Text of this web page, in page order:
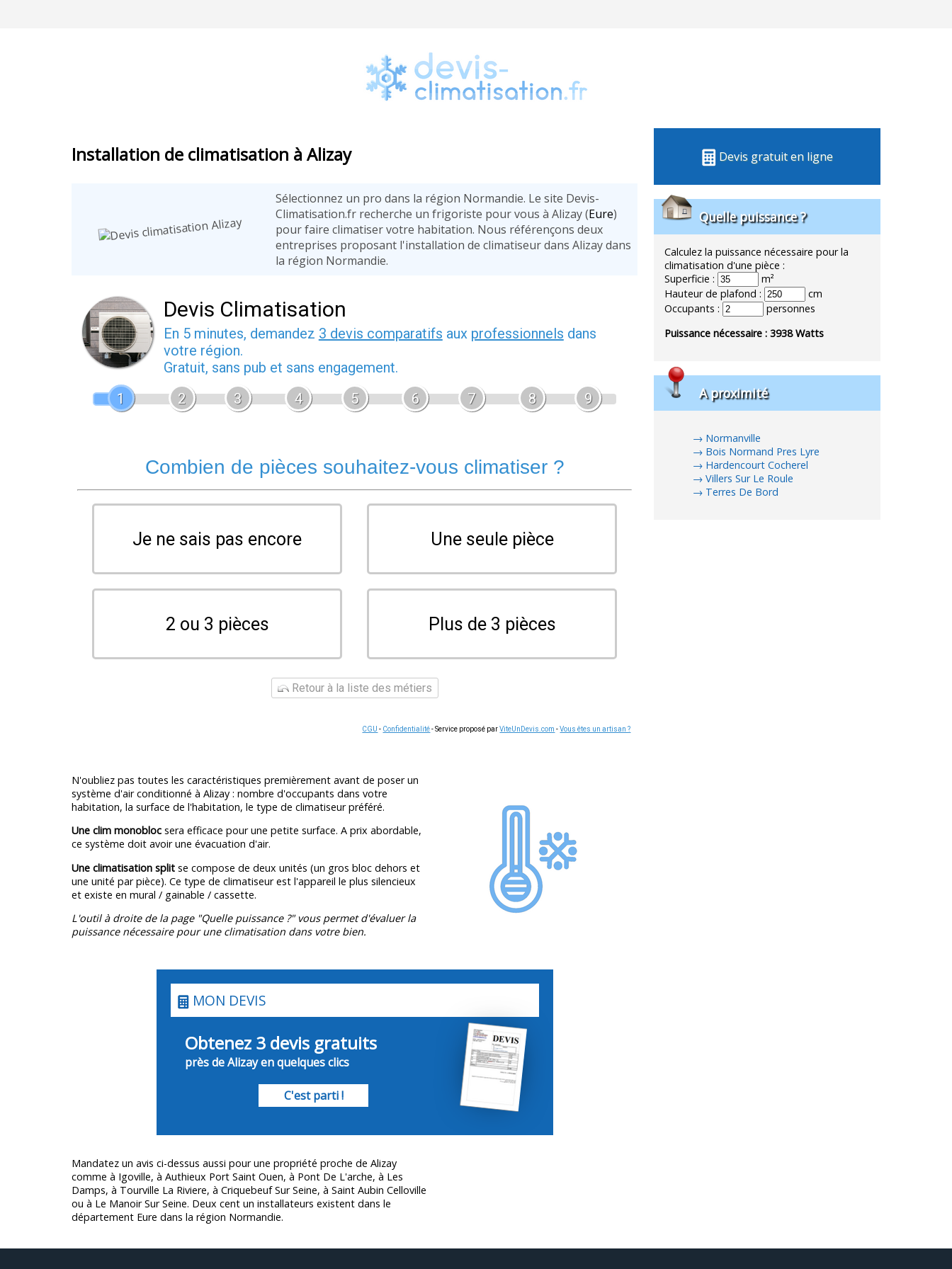
Installation de climatisation à Alizay
Sélectionnez un pro dans la région Normandie. Le site Devis-
Climatisation.fr recherche un frigoriste pour vous à Alizay (Eure)
pour faire climatiser votre habitation. Nous référençons deux
entreprises proposant l'installation de climatiseur dans Alizay dans
la région Normandie.
Devis Climatisation
En 5 minutes, demandez 3 devis comparatifs aux professionnels dans
votre région.
Gratuit, sans pub et sans engagement.
1
2 3 4 5 6 7 8 9
Combien de pièces souhaitez-vous climatiser ?
Je ne sais pas encore Une seule pièce
2 ou 3 pièces Plus de 3 pièces
Retour à la liste des métiers
CGU - Confidentialité- Service proposé parViteUnDevis.com -Vous êtes un artisan ?
N'oubliez pas toutes les caractéristiques premièrement avant de poser un
système d'air conditionné à Alizay : nombre d'occupants dans votre
habitation, la surface de l'habitation, le type de climatiseur préféré.
Une clim monoblocsera efficace pour une petite surface. A prix abordable,
ce système doit avoir une évacuation d'air.
Une climatisation splitse compose de deux unités (un gros bloc dehors et
une unité par pièce). Ce type de climatiseur est l'appareil le plus silencieux
et existe en mural / gainable / cassette.
L'outil à droite de la page "Quelle puissance ?" vous permet d'évaluer la
puissance nécessaire pour une climatisation dans votre bien.
MON DEVIS
Obtenez 3 devis gratuits
près de Alizay en quelques clics
C'est parti !
Mandatez un avis ci-dessus aussi pour une propriété proche de Alizay
comme à Igoville, à Authieux Port Saint Ouen, à Pont De L'arche, à Les
Damps, à Tourville La Riviere, à Criquebeuf Sur Seine, à Saint Aubin Celloville
ou à Le Manoir Sur Seine. Deux cent un installateurs existent dans le
département Eure dans la région Normandie.
Devis gratuit en ligne
Quelle puissance ?
Calculez la puissance nécessaire pour la
climatisation d'une pièce :
Superficie :
m²
Hauteur de plafond :
cm
Occupants :
personnes
Puissance nécessaire :3938Watts
A proximité
Normanville
Bois Normand Pres Lyre
Hardencourt Cocherel
Villers Sur Le Roule
Terres De Bord